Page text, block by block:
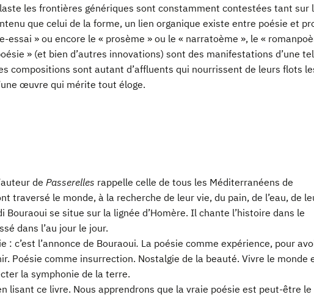
les frontières génériques sont constamment contestées tant sur
que celui de la forme, un lien organique existe entre poésie et
essai » ou encore le « prosème » ou le « narratoème », le «
» (et bien d’autres innovations) sont des manifestations d’une
compositions sont autant d’affluents qui nourrissent de leurs flots
œuvre qui mérite tout éloge.
de Passerelles rappelle celle de tous les Méditerranéens de
traversé le monde, à la recherche de leur vie, du pain, de l’eau, de
Bouraoui se situe sur la lignée d’Homère. Il chante l’histoire dans le
dans l’au jour le jour.
: c’est l’annonce de Bouraoui. La poésie comme expérience, pour
Poésie comme insurrection. Nostalgie de la beauté. Vivre le monde
la symphonie de la terre.
lisant ce livre. Nous apprendrons que la vraie poésie est peut-être le